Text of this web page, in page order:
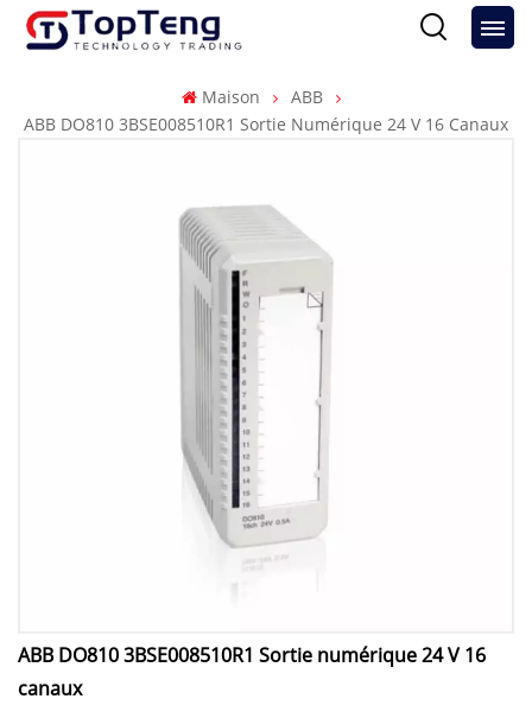
Maison
ABB
ABB DO810 3BSE008510R1 Sortie Numérique 24 V 16 Canaux
ABB DO810 3BSE008510R1 Sortie numérique 24 V 16
canaux